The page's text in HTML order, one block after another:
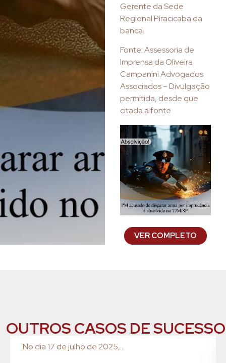
Gerente da Sede
Regional Piracicaba da
banca.
Fonte: Assessoria de
Imprensa da Oliveira
Campanini Advogados
Associados – Divulgação
permitida, desde que
citada a fonte
VER COMPLETO
OUTROS CASOS DE SUCESSO
No dia 17 de julho de 2025,...